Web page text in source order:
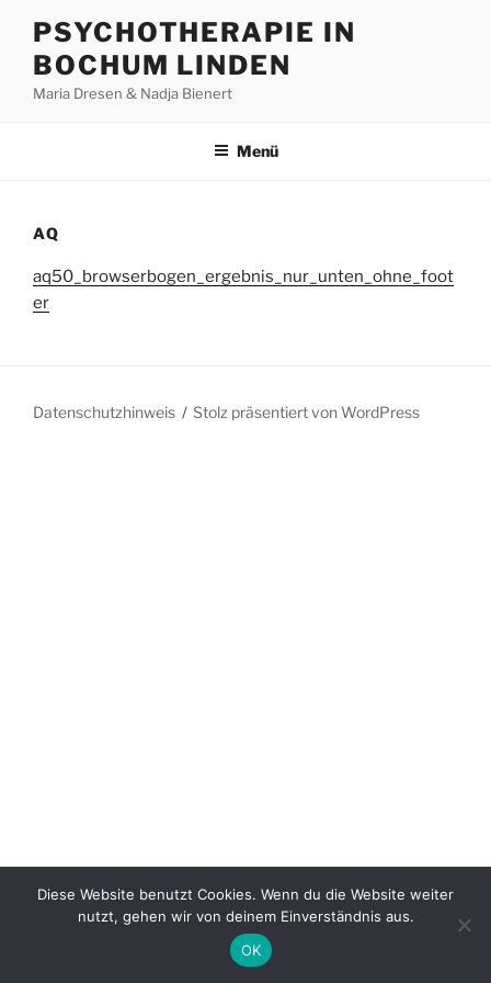
Inhalt
springen
PSYCHOTHERAPIE IN
BOCHUM LINDEN
Maria Dresen & Nadja Bienert
Menü
AQ
aq50_browserbogen_ergebnis_nur_unten_ohne_foot
er
Datenschutzhinweis Stolz präsentiert von WordPress
Diese Website benutzt Cookies. Wenn du die Website weiter
nutzt, gehen wir von deinem Einverständnis aus.
OK